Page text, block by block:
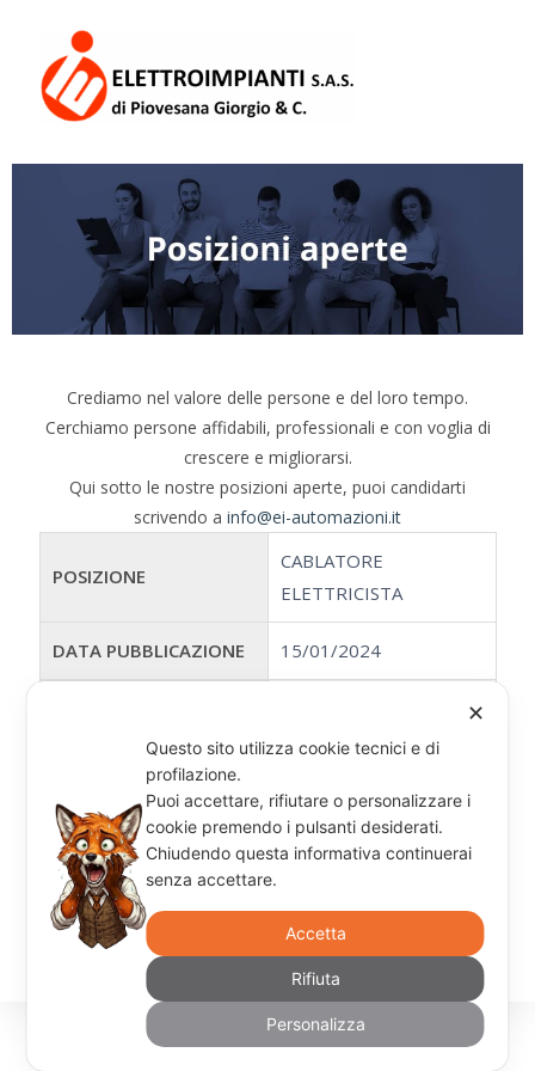
Crediamo nel valore delle persone e del loro tempo.
Cerchiamo persone affidabili, professionali e con voglia di
crescere e migliorarsi.
Qui sotto le nostre posizioni aperte, puoi candidarti
scrivendo a info@ei-automazioni.it
POSIZIONE
CABLATORE
ELETTRICISTA
DATA PUBBLICAZIONE 15/01/2024
ELETTRICO
DATA PUBBLICAZIONE 15/01/2024
PAESE ITALIA
✕
Questo sito utilizza cookie tecnici e di
profilazione.
Puoi accettare, rifiutare o personalizzare i
cookie premendo i pulsanti desiderati.
Chiudendo questa informativa continuerai
senza accettare.
Accetta
Rifiuta
Personalizza